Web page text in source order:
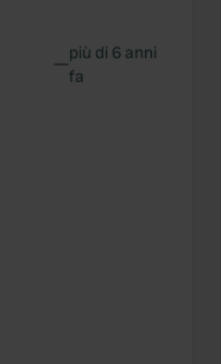
—più di 6 anni
fa